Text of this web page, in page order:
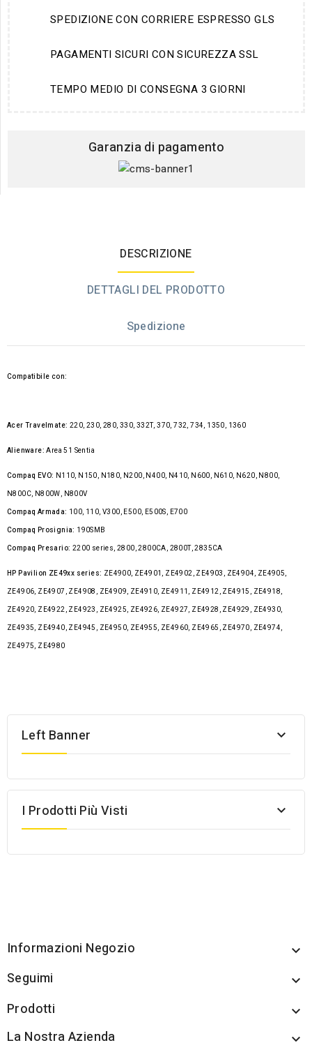
SPEDIZIONE CON CORRIERE ESPRESSO GLS
PAGAMENTI SICURI CON SICUREZZA SSL
TEMPO MEDIO DI CONSEGNA 3 GIORNI
Garanzia di pagamento
DESCRIZIONE
DETTAGLI DEL PRODOTTO
Spedizione
Compatibile con:
Acer Travelmate: 220, 230, 280, 330, 332T, 370, 732, 734, 1350, 1360
Alienware: Area 51 Sentia
Compaq EVO: N110, N150, N180, N200, N400, N410, N600, N610, N620, N800,
N800C, N800W, N800V
Compaq Armada: 100, 110, V300, E500, E500S, E700
Compaq Prosignia: 190SMB
Compaq Presario: 2200 series, 2800, 2800CA, 2800T, 2835CA
HP Pavilion ZE49xx series: ZE4900, ZE4901, ZE4902, ZE4903, ZE4904, ZE4905,
ZE4906, ZE4907, ZE4908, ZE4909, ZE4910, ZE4911, ZE4912, ZE4915, ZE4918,
ZE4920, ZE4922, ZE4923, ZE4925, ZE4926, ZE4927, ZE4928, ZE4929, ZE4930,
ZE4935, ZE4940, ZE4945, ZE4950, ZE4955, ZE4960, ZE4965, ZE4970, ZE4974,
ZE4975, ZE4980
Left Banner 
I Prodotti Più Visti 
Informazioni Negozio 
Seguimi 
Prodotti 
La Nostra Azienda 